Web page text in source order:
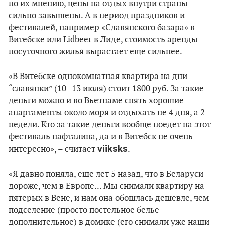
по их мнению, цены на отдых внутри страны
сильно завышены. А в период праздников и
фестивалей, например «Славянского базара» в
Витебске или Lidbeer в Лиде, стоимость аренды
посуточного жилья вырастает еще сильнее.
«В Витебске однокомнатная квартира на дни
“славянки” (10–13 июля) стоит 1800 руб. За такие
деньги можно и во Вьетнаме снять хорошие
апартаменты около моря и отдыхать не 4 дня, а 2
недели. Кто за такие деньги вообще поедет на этот
фестиваль нафталина, да и в Витебск не очень
интересно», – считает viiksks.
«Я давно поняла, еще лет 5 назад, что в Беларуси
дороже, чем в Европе... Мы снимали квартиру на
пятерых в Вене, и нам она обошлась дешевле, чем
подселение (просто постельное белье
дополнительное) в домике (его снимали уже наши